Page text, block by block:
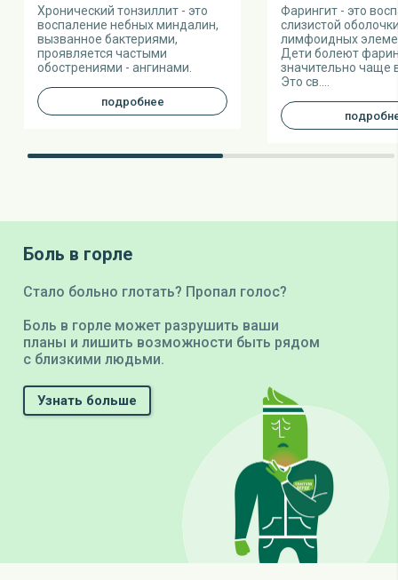
Хронический тонзиллит - это
воспаление небных миндалин,
вызванное бактериями,
проявляется частыми
обострениями - ангинами.
подробнее
Фарингит - это
слизистой
лимфоидных
Дети болеют
значительно чаще
Это св....
Боль в горле
Стало больно глотать? Пропал голос?
Боль в горле может разрушить ваши
планы и лишить возможности быть рядом
с близкими людьми.
Узнать больше